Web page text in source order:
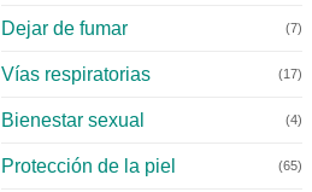
Dejar de fumar (7)
Vías respiratorias (17)
Bienestar sexual (4)
Protección de la piel (65)